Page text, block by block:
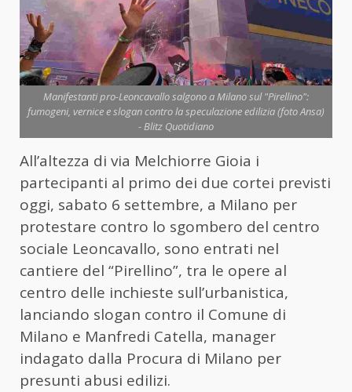
Manifestanti pro-Leoncavallo salgono a Milano sul "Pirellino":
fumogeni, vernice e slogan contro la speculazione edilizia (foto Ansa)
- Blitz Quotidiano
All’altezza di via Melchiorre Gioia i
partecipanti al primo dei due cortei previsti
oggi, sabato 6 settembre, a Milano per
protestare contro lo sgombero del centro
sociale Leoncavallo, sono entrati nel
cantiere del “Pirellino”, tra le opere al
centro delle inchieste sull’urbanistica,
lanciando slogan contro il Comune di
Milano e Manfredi Catella, manager
indagato dalla Procura di Milano per
presunti abusi edilizi.